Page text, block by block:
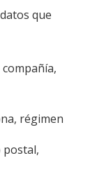
que
régimen
postal,